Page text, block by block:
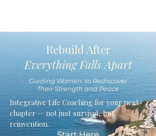
Rebuild After
Everything Falls Apart
Guiding Women to Rediscover
Their Strength and Peace
Integrative Life Coaching for your next
chapter — not just survival, but
reinvention.